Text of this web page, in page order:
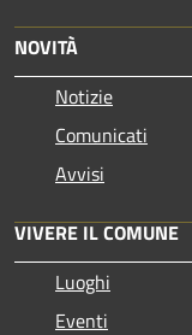
NOVITÀ
Notizie
Comunicati
Avvisi
VIVERE IL COMUNE
Luoghi
Eventi